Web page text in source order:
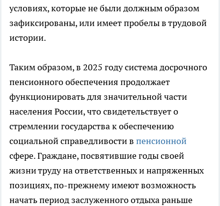
условиях, которые не были должным образом
зафиксированы, или имеет пробелы в трудовой
истории.
Таким образом, в 2025 году система досрочного
пенсионного обеспечения продолжает
функционировать для значительной части
населения России, что свидетельствует о
стремлении государства к обеспечению
социальной справедливости в пенсионной
сфере. Граждане, посвятившие годы своей
жизни труду на ответственных и напряженных
позициях, по-прежнему имеют возможность
начать период заслуженного отдыха раньше